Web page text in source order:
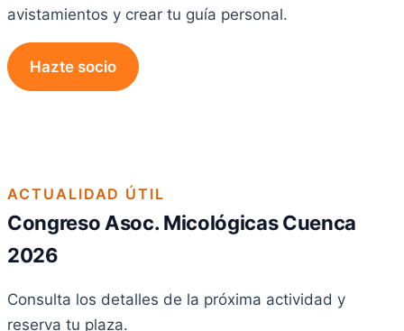
avistamientos y crear tu guía personal.
Hazte socio
ACTUALIDAD ÚTIL
Congreso Asoc. Micológicas Cuenca
2026
Consulta los detalles de la próxima actividad y
reserva tu plaza.